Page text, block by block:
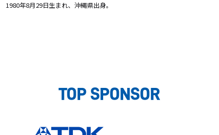
1980年8月29日生まれ、沖縄県出身。
TOP SPONSOR